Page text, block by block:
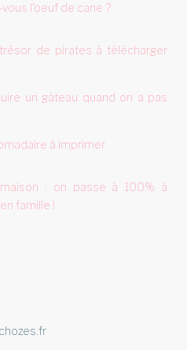
l'oeuf de cane ?
de pirates à télécharger
un gâteau quand on a pas
à imprimer
: on passe à 100% à
famille !